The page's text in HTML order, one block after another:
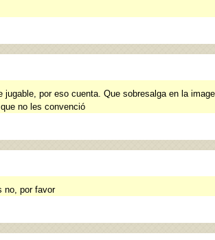
jugable, por eso cuenta. Que sobresalga en la
no les convenció
no, por favor